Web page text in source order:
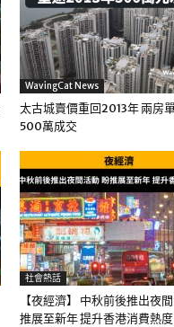
WavingCat News
太古城賣價重回2013年 兩房
500萬成交
社會熱話
【夜經濟】 中秋前後推出夜
推展至新年 提升香港消費熱度